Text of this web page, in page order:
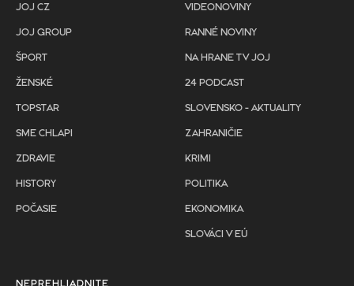
JOJ CZ
JOJ GROUP
ŠPORT
ŽENSKÉ
TOPSTAR
SME CHLAPI
ZDRAVIE
HISTORY
POČASIE
VIDEONOVINY
RANNÉ NOVINY
NA HRANE TV JOJ
24 PODCAST
SLOVENSKO - AKTUALITY
ZAHRANIČIE
KRIMI
POLITIKA
EKONOMIKA
SLOVÁCI V EÚ